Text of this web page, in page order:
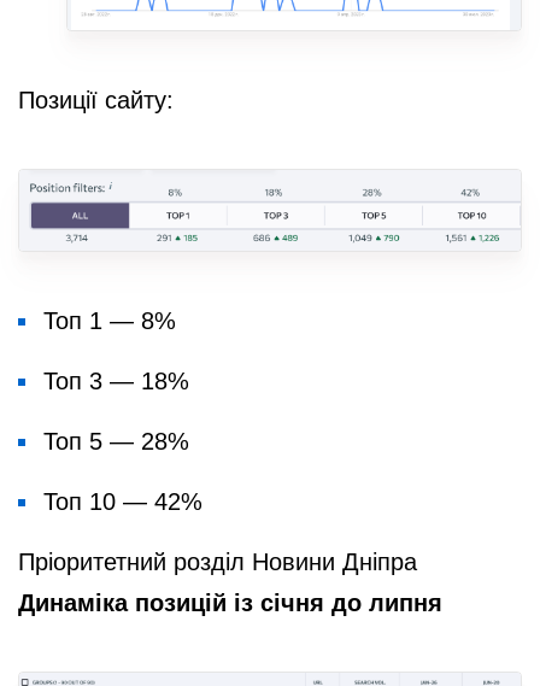
Позиції сайту:
Топ 1 — 8%
Топ 3 — 18%
Топ 5 — 28%
Топ 10 — 42%
Пріоритетний розділ Новини Дніпра
Динаміка позицій із січня до липня